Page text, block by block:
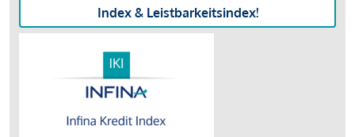
Index & Leistbarkeitsindex!